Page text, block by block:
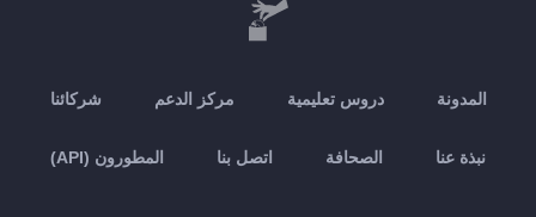
المدونة دروس تعليمية مركز الدعم شركائنا
نبذة عنا الصحافة اتصل بنا المطورون (API)